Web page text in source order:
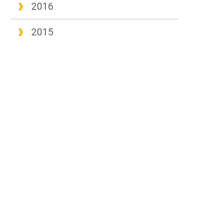
2016
2015